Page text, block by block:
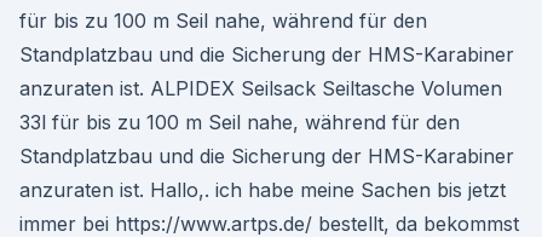
für bis zu 100 m Seil nahe, während für den
Standplatzbau und die Sicherung der HMS-Karabiner
anzuraten ist. ALPIDEX Seilsack Seiltasche Volumen
33l für bis zu 100 m Seil nahe, während für den
Standplatzbau und die Sicherung der HMS-Karabiner
anzuraten ist. Hallo,. ich habe meine Sachen bis jetzt
immer bei https://www.artps.de/ bestellt, da bekommst